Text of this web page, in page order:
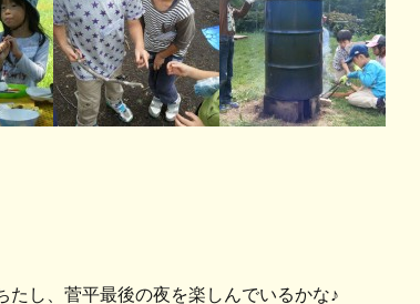
たし、菅平最後の夜を楽しんでいるかな♪